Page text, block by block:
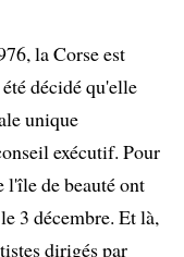
la Corse est
décidé qu'elle
unique
exécutif. Pour
l'île de beauté ont
3 décembre. Et là,
dirigés par